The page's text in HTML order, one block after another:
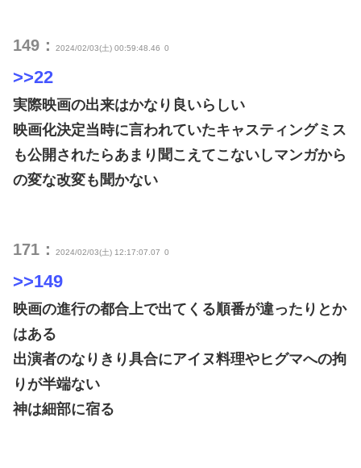
149： 2024/02/03(土) 00:59:48.46 0
>>22
実際映画の出来はかなり良いらしい
映画化決定当時に言われていたキャスティングミス
も公開されたらあまり聞こえてこないしマンガから
の変な改変も聞かない
171： 2024/02/03(土) 12:17:07.07 0
>>149
映画の進行の都合上で出てくる順番が違ったりとか
はある
出演者のなりきり具合にアイヌ料理やヒグマへの拘
りが半端ない
神は細部に宿る